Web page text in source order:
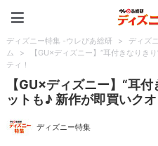
ディズニー特集 -ウレぴあ総研 > ディズ
ム
>
【GU×ディズニー】“耳付きなりき
ティ！
【GU×ディズニー】“耳
ットも♪ 新作が即買いク
ディズニー特集